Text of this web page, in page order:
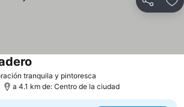
Compartir
tranquila y pintoresca
a 4.1 km de: Centro de la ciudad